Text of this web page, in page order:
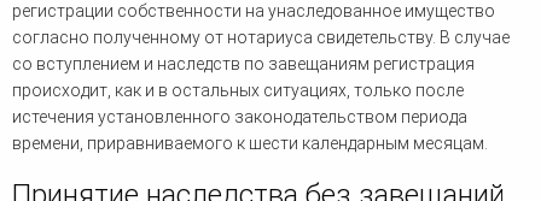
регистрации собственности на унаследованное имущество
согласно полученному от нотариуса свидетельству. В случае
со вступлением и наследств по завещаниям регистрация
происходит, как и в остальных ситуациях, только после
истечения установленного законодательством периода
времени, приравниваемого к шести календарным месяцам.